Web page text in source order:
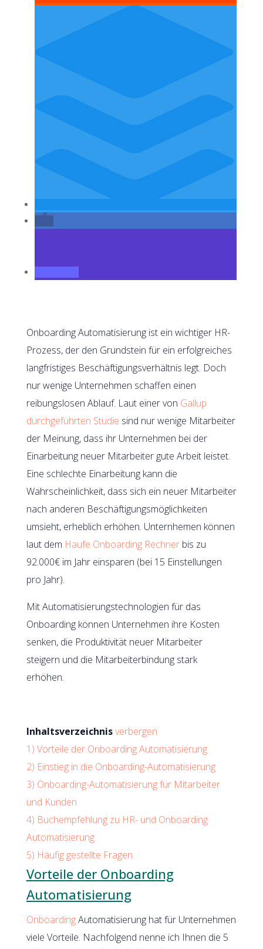
Onboarding Automatisierung ist ein wichtiger HR-
Prozess, der den Grundstein für ein erfolgreiches
langfristiges Beschäftigungsverhältnis legt. Doch
nur wenige Unternehmen schaffen einen
reibungslosen Ablauf. Laut einer von Gallup
durchgeführten Studie sind nur wenige Mitarbeiter
der Meinung, dass ihr Unternehmen bei der
Einarbeitung neuer Mitarbeiter gute Arbeit leistet.
Eine schlechte Einarbeitung kann die
Wahrscheinlichkeit, dass sich ein neuer Mitarbeiter
nach anderen Beschäftigungsmöglichkeiten
umsieht, erheblich erhöhen. Unternhemen können
laut dem Haufe Onboarding Rechnerbis zu
92.000€ im Jahr einsparen (bei 15 Einstellungen
pro Jahr).
Mit Automatisierungstechnologien für das
Onboarding können Unternehmen ihre Kosten
senken, die Produktivität neuer Mitarbeiter
steigern und die Mitarbeiterbindung stark
erhöhen.
Inhaltsverzeichnisverbergen
1) Vorteile der Onboarding Automatisierung
2) Einstieg in die Onboarding-Automatisierung
3) Onboarding-Automatisierung für Mitarbeiter
und Kunden
4) Buchempfehlung zu HR- und Onboarding
Automatisierung
5) Häufig gestellte Fragen
Vorteile der Onboarding
Automatisierung
OnboardingAutomatisierung hat für Unternehmen
viele Vorteile. Nachfolgend nenne ich Ihnen die 5